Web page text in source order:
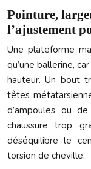
Pointure,
l’ajustement
Une plateforme
qu’une ballerine,
hauteur. Un bout
têtes
d’ampoules ou
chaussure trop
déséquilibre le
torsion de cheville.